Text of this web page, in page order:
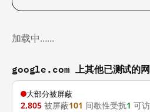
加载中……
google.com 上其他已测试的
大部分被屏蔽
2,805 被屏蔽101 间歇性受扰1 可